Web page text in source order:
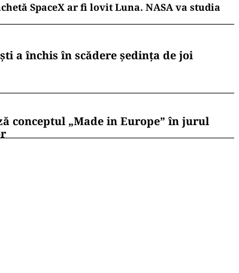
SpaceX ar fi lovit Luna. NASA va studia
a închis în scădere ședința de joi
conceptul „Made in Europe” în jurul